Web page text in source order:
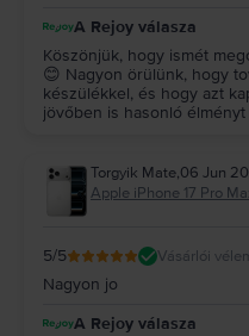
A Rejoy válasza
Köszönjük, hogy ismét
😊 Nagyon örülünk, hogy
készülékkel, és hogy azt
jövőben is hasonló élményt
Torgyik Mate,06 Jun
Apple iPhone 17 Pro
5/5 Vásárlói
Nagyon jo
A Rejoy válasza